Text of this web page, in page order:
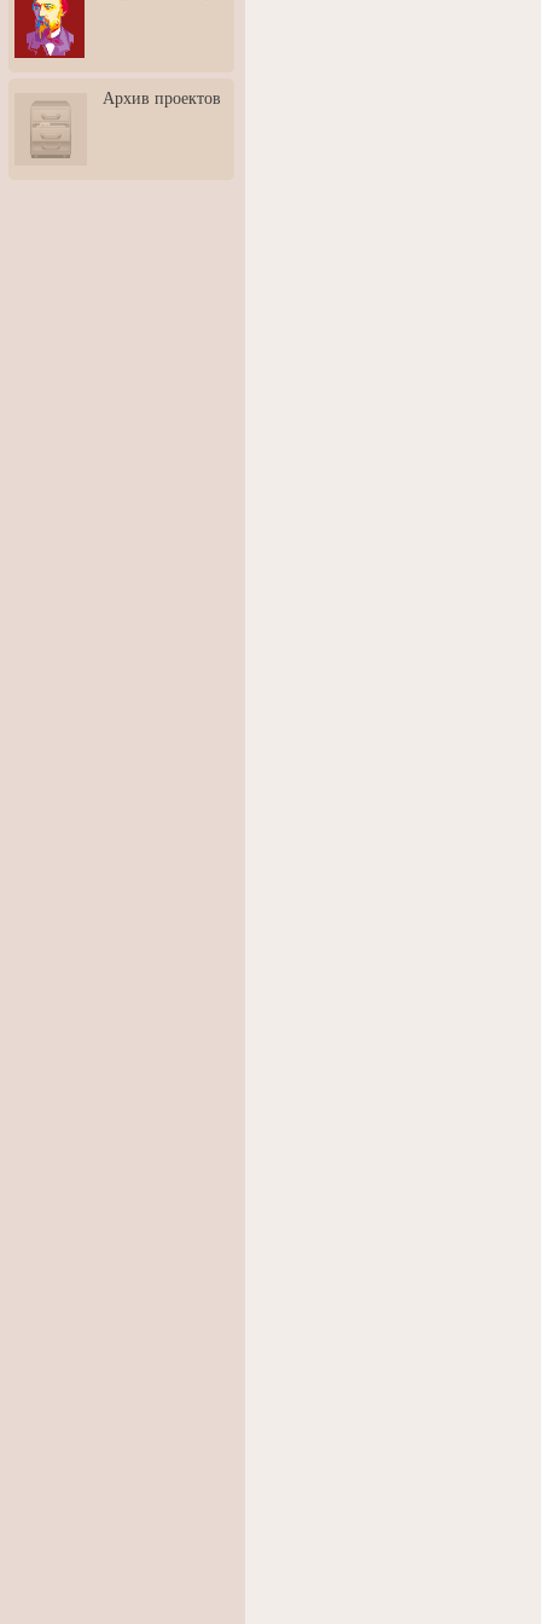
3: Обусловленности
человека и их влияние на
карьеру
скульптором Дмитрием
Тугариновым
АртБульвар в День города
Архив проектов